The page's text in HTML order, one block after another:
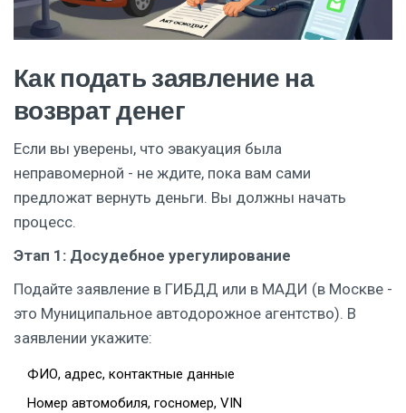
Как подать заявление на
возврат денег
Если вы уверены, что эвакуация была
неправомерной - не ждите, пока вам сами
предложат вернуть деньги. Вы должны начать
процесс.
Этап 1: Досудебное урегулирование
Подайте заявление в ГИБДД или в МАДИ (в Москве -
это Муниципальное автодорожное агентство). В
заявлении укажите:
ФИО, адрес, контактные данные
Номер автомобиля, госномер, VIN